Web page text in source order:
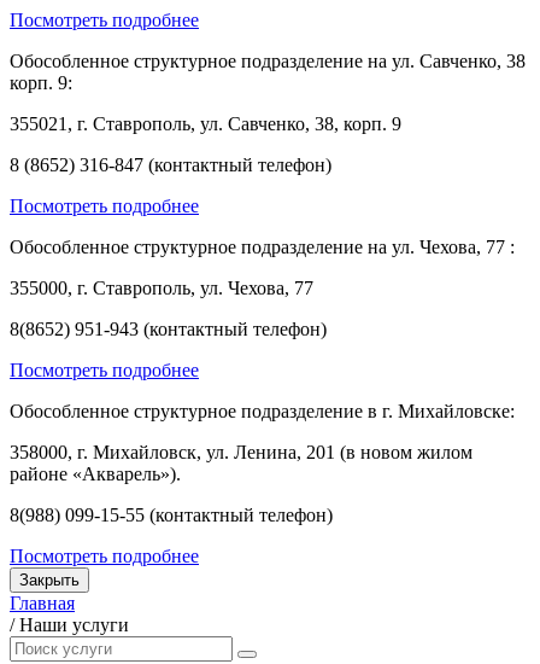
Посмотреть подробнее
Обособленное структурное подразделение на ул. Савченко, 38
корп. 9:
355021, г. Ставрополь, ул. Савченко, 38, корп. 9
8 (8652) 316-847 (контактный телефон)
Посмотреть подробнее
Обособленное структурное подразделение на ул. Чехова, 77 :
355000, г. Ставрополь, ул. Чехова, 77
8(8652) 951-943 (контактный телефон)
Посмотреть подробнее
Обособленное структурное подразделение в г. Михайловске:
358000, г. Михайловск, ул. Ленина, 201 (в новом жилом
районе «Акварель»).
8(988) 099-15-55 (контактный телефон)
Посмотреть подробнее
Закрыть
Главная
/ Наши услуги